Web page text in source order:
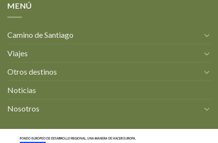
MENÚ
Camino de Santiago
Viajes
Otros destinos
Noticias
Nosotros